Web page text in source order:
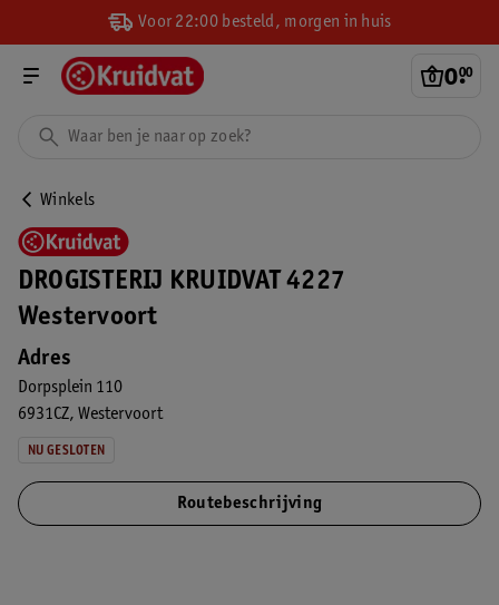
Voor 22:00 besteld, morgen in huis
0.
00
Winkels
DROGISTERIJ KRUIDVAT 4227
Westervoort
Adres
Dorpsplein 110
6931CZ Westervoort
NU GESLOTEN
Routebeschrijving